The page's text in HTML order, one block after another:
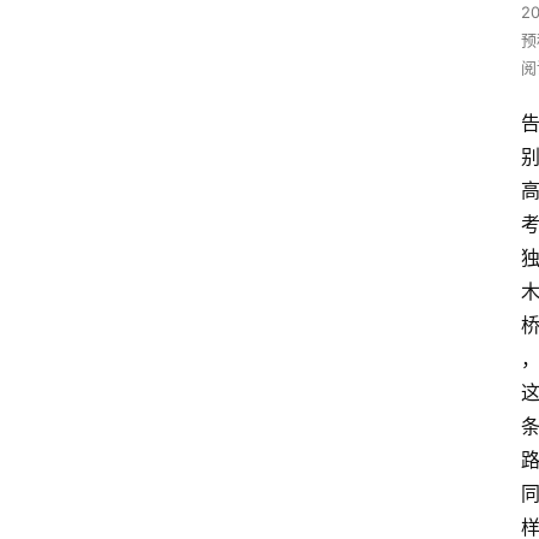
告
别
高
考
独
木
桥
，
这
条
路
同
样